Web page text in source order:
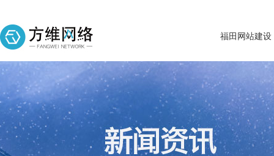
福田网站建设